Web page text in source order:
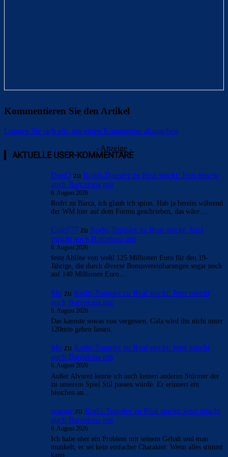
Kommentieren Sie den Artikel
Loggen Sie sich ein, um einen Kommentar abzugeben
- Anzeige -
AKTUELLE USER-KOMMENTARE
DonQ zu Rodri-Transfer zu Real stockt: Jetzt mischt
auch Barcelona mit
6. August 2026
Rodri zu Barca, ich glaub ich spinn. Hab ja bereits während
der WM hier auf dem Formu geschrieben, das wäre…
Cule777 zu Rodri-Transfer zu Real stockt: Jetzt
mischt auch Barcelona mit
6. August 2026
feste Ablöse von wohl 125 Millionen Euro für den 19-
Jährige, die durch diverse Bonusvereinbarungen sogar noch
auf 140 Millionen Euro…
Mo zu Rodri-Transfer zu Real stockt: Jetzt mischt
auch Barcelona mit
6. August 2026
Das kannste sowas von vergessen. Gala wird ihn nicht unter
120mio gehen lassen.
Mo zu Rodri-Transfer zu Real stockt: Jetzt mischt
auch Barcelona mit
6. August 2026
Außer Alvarez kenne ich auch keinen anderen Stürmer der
zu unserem Spiel Stil passen würde. Er erinnert ein
bisschen an…
orange zu Rodri-Transfer zu Real stockt: Jetzt mischt
auch Barcelona mit
6. August 2026
Ich habe eher ein Problem mit seinem Gehalt und man
munkelt, er sei kein einfacher Charakter. Wenn alles stimmt
kann…